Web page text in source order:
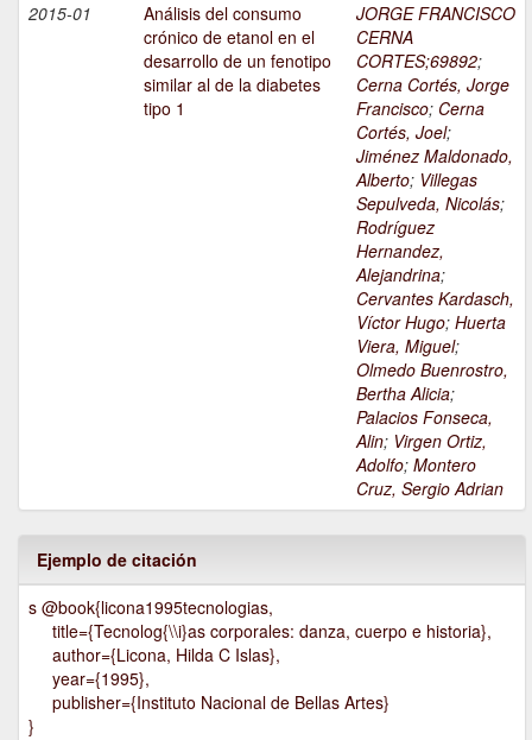
2015-01
Análisis del consumo
crónico de etanol en el
desarrollo de un fenotipo
similar al de la diabetes
tipo 1
JORGE FRANCISCO
CERNA
CORTES;69892;
Cerna Cortés, Jorge
Francisco; Cerna
Cortés, Joel;
Jiménez Maldonado,
Alberto; Villegas
Sepulveda, Nicolás;
Rodríguez
Hernandez,
Alejandrina;
Cervantes Kardasch,
Víctor Hugo; Huerta
Viera, Miguel;
Olmedo Buenrostro,
Bertha Alicia;
Palacios Fonseca,
Alin; Virgen Ortiz,
Adolfo; Montero
Cruz, Sergio Adrian
Ejemplo de citación
s @book{licona1995tecnologias,
title={Tecnolog{\\i}as corporales: danza, cuerpo e historia},
author={Licona, Hilda C Islas},
year={1995},
publisher={Instituto Nacional de Bellas Artes}
}